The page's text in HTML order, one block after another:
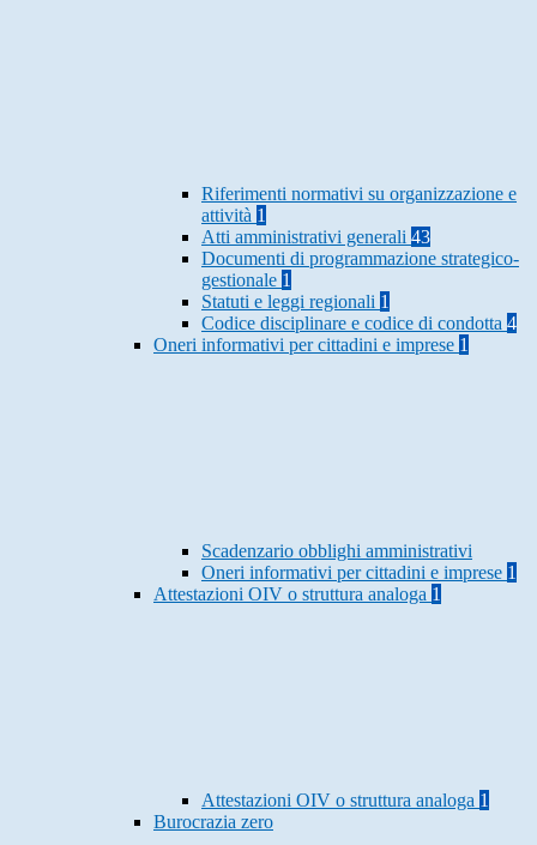
Riferimenti normativi su organizzazione e
attività 1
Atti amministrativi generali 43
Documenti di programmazione strategico-
gestionale 1
Statuti e leggi regionali 1
Codice disciplinare e codice di condotta 4
Oneri informativi per cittadini e imprese 1
Scadenzario obblighi amministrativi
Oneri informativi per cittadini e imprese 1
Attestazioni OIV o struttura analoga 1
Attestazioni OIV o struttura analoga 1
Burocrazia zero